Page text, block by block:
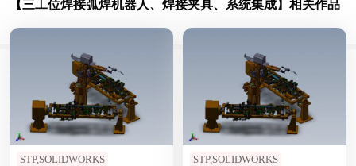
【三工位焊接弧焊机器人、焊接夹具、系统集成】相关作品
STP,SOLIDWORKS STP,SOLIDWORKS